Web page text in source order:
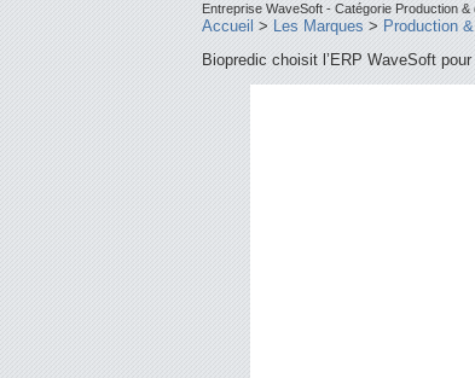
Entreprise WaveSoft - Catégorie Production
Accueil > Les Marques > Production
Biopredic choisit l’ERP WaveSoft